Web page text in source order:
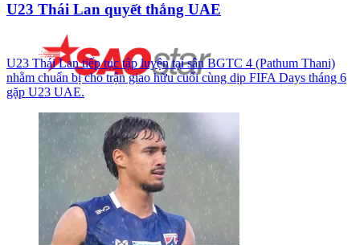
U23 Thái Lan quyết thắng UAE
U23 Thái Lan tiếp tục tập luyện tại sân BGTC 4 (Pathum Thani)
nhằm chuẩn bị cho trận giao hữu cuối cùng dịp FIFA Days tháng 6
gặp U23 UAE.